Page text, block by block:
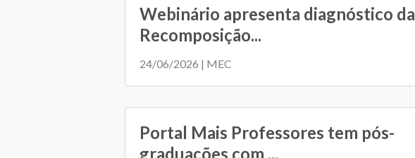
Webinário apresenta diagnóstico da
Recomposição...
24/06/2026 | MEC
Portal Mais Professores tem pós-
graduações com ...